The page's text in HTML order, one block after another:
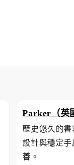
Parker（英
歷史悠久的
設計與穩定
善 。